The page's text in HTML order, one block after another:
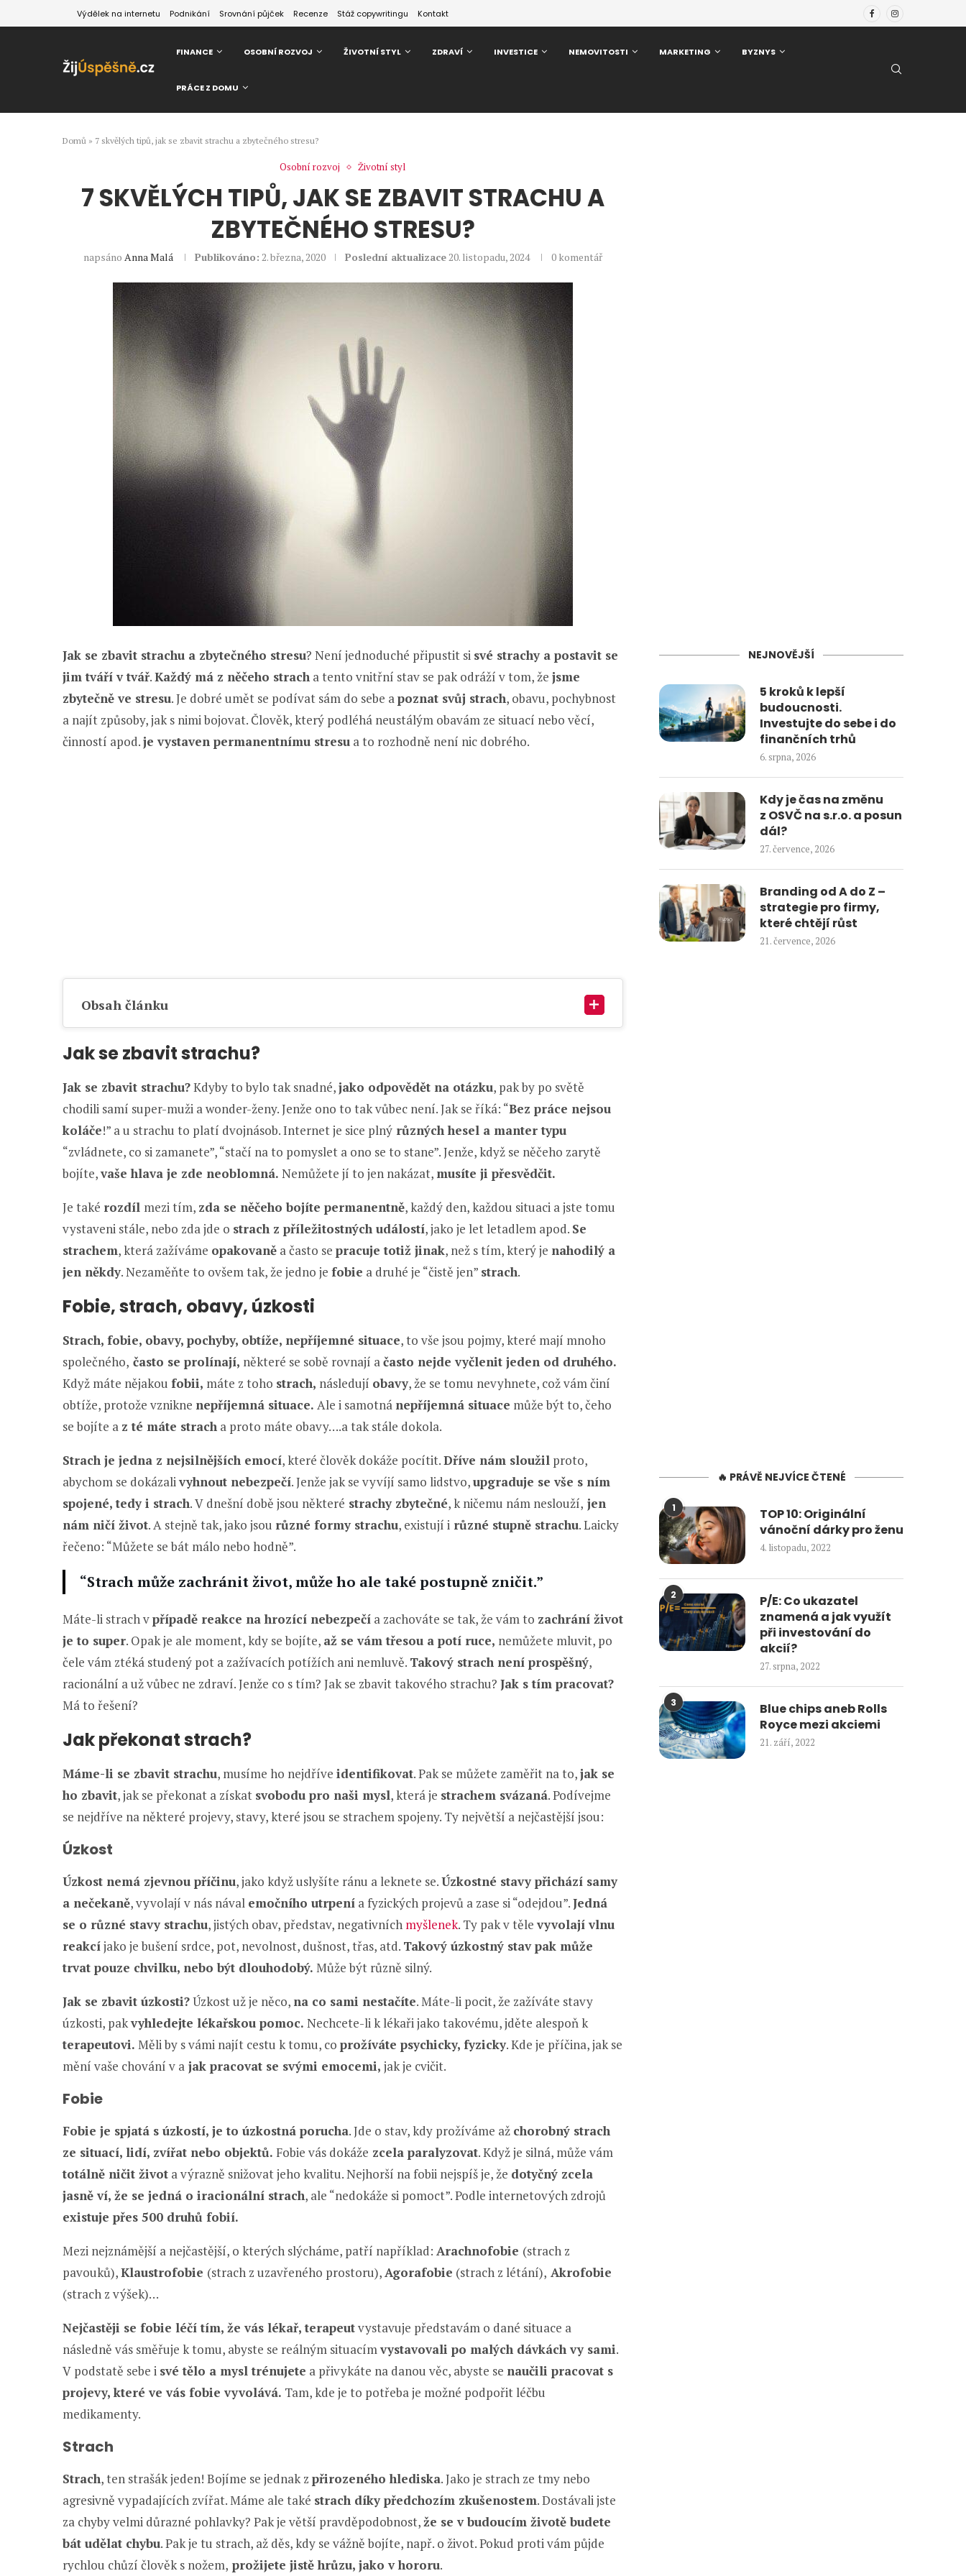
Výdělek na internetu Podnikání Srovnání půjček Recenze Stáž copywritingu Kontakt
FINANCE OSOBNÍ ROZVOJ ŽIVOTNÍ STYL ZDRAVÍ INVESTICE NEMOVITOSTI MARKETING BYZNYS
PRÁCE Z DOMU
Domů » 7 skvělých tipů, jak se zbavit strachu a zbytečného stresu?
Osobní rozvoj Životní styl
7 SKVĚLÝCH TIPŮ, JAK SE ZBAVIT STRACHU A
ZBYTEČNÉHO STRESU?
napsáno Anna Malá Publikováno: 2. března, 2020 Poslední aktualizace20. listopadu, 2024 0 komentář
Jak se zbavit strachu a zbytečného stresu? Není jednoduché připustit si své strachy a postavit se
jim tváří v tvář.Každý má z něčeho strach a tento vnitřní stav se pak odráží v tom, že jsme
zbytečně ve stresu. Je dobré umět se podívat sám do sebe apoznat svůj strach, obavu, pochybnost
a najít způsoby, jak s nimi bojovat. Člověk, který podléhá neustálým obavám ze situací nebo věcí,
činností apod.je vystaven permanentnímu stresu a to rozhodně není nic dobrého.
Obsah článku
Jak se zbavit strachu?
Jak se zbavit strachu?Kdyby to bylo tak snadné,jako odpovědět na otázku, pak by po světě
chodili samí super-muži a wonder-ženy. Jenže ono to tak vůbec není. Jak se říká: “Bez práce nejsou
koláče!” a u strachu to platí dvojnásob. Internet je sice plný různých hesel a manter typu
“zvládnete, co si zamanete”, “stačí na to pomyslet a ono se to stane”. Jenže, když se něčeho zarytě
bojíte,vaše hlava je zde neoblomná. Nemůžete jí to jen nakázat, musíte ji přesvědčit.
Je také rozdíl mezi tím, zda se něčeho bojíte permanentně, každý den, každou situaci a jste tomu
vystaveni stále, nebo zda jde o strach z příležitostných událostí, jako je let letadlem apod. Se
strachem, která zažíváme opakovaně a často se pracuje totiž jinak, než s tím, který je nahodilý a
jen někdy. Nezaměňte to ovšem tak, že jedno je fobie a druhé je “čistě jen” strach.
Fobie, strach, obavy, úzkosti
Strach, fobie, obavy, pochyby, obtíže, nepříjemné situace, to vše jsou pojmy, které mají mnoho
společného, často se prolínají, některé se sobě rovnají ačasto nejde vyčlenit jeden od druhého.
Když máte nějakou fobii, máte z toho strach, následují obavy, že se tomu nevyhnete, což vám činí
obtíže, protože vznikne nepříjemná situace. Ale i samotná nepříjemná situace může být to, čeho
se bojíte a z té máte strach a proto máte obavy….a tak stále dokola.
Strach je jedna z nejsilnějších emocí, které člověk dokáže pocítit.Dříve nám sloužil proto,
abychom se dokázalivyhnout nebezpečí. Jenže jak se vyvíjí samo lidstvo,upgraduje se vše s ním
spojené, tedy i strach. V dnešní době jsou některé strachy zbytečné, k ničemu nám neslouží, jen
nám ničí život. A stejně tak, jako jsou různé formy strachu, existují i různé stupně strachu. Laicky
řečeno: “Můžete se bát málo nebo hodně”.
“Strach může zachránit život, může ho ale také postupně zničit.”
Máte-li strach vpřípadě reakce na hrozící nebezpečí a zachováte se tak, že vám to zachrání život
je to super. Opak je ale moment, kdy se bojíte, až se vám třesou a potí ruce, nemůžete mluvit, po
čele vám ztéká studený pot a zažívacích potížích ani nemluvě. Takový strach není prospěšný,
racionální a už vůbec ne zdraví. Jenže co s tím? Jak se zbavit takového strachu? Jak s tím pracovat?
Má to řešení?
Jak překonat strach?
Máme-li se zbavit strachu, musíme ho nejdříve identifikovat. Pak se můžete zaměřit na to,jak se
ho zbavit, jak se překonat a získat svobodu pro naši mysl, která je strachem svázaná. Podívejme
se nejdříve na některé projevy, stavy, které jsou se strachem spojeny. Ty největší a nejčastější jsou:
Úzkost
Úzkost nemá zjevnou příčinu, jako když uslyšíte ránu a leknete se.Úzkostné stavy přichází samy
a nečekaně, vyvolají v nás nával emočního utrpení a fyzických projevů a zase si “odejdou”.Jedná
se o různé stavy strachu, jistých obav, představ, negativních myšlenek. Ty pak v těle vyvolají vlnu
reakcíjako je bušení srdce, pot, nevolnost, dušnost, třas, atd. Takový úzkostný stav pak může
trvat pouze chvilku, nebo být dlouhodobý. Může být různě silný.
Jak se zbavit úzkosti?Úzkost už je něco, na co sami nestačíte. Máte-li pocit, že zažíváte stavy
úzkosti, pakvyhledejte lékařskou pomoc. Nechcete-li k lékaři jako takovému, jděte alespoň k
terapeutovi. Měli by s vámi najít cestu k tomu, co prožíváte psychicky, fyzicky. Kde je příčina, jak se
mění vaše chování v a jak pracovat se svými emocemi, jak je cvičit.
Fobie
Fobie je spjatá s úzkostí, je to úzkostná porucha. Jde o stav, kdy prožíváme až chorobný strach
ze situací, lidí, zvířat nebo objektů. Fobie vás dokáže zcela paralyzovat. Když je silná, může vám
totálně ničit život a výrazně snižovat jeho kvalitu. Nejhorší na fobii nejspíš je, že dotyčný zcela
jasně ví, že se jedná o iracionální strach, ale “nedokáže si pomoct”. Podle internetových zdrojů
existuje přes 500 druhů fobií.
Mezi nejznámější a nejčastější, o kterých slýcháme, patří například: Arachnofobie (strach z
pavouků),Klaustrofobie (strach z uzavřeného prostoru),Agorafobie (strach z létání), Akrofobie
(strach z výšek)…
Nejčastěji se fobie léčí tím, že vás lékař, terapeutvystavuje představám o dané situace a
následně vás směřuje k tomu, abyste se reálným situacímvystavovali po malých dávkách vy sami.
V podstatě sebe i své tělo a mysl trénujete a přivykáte na danou věc, abyste se naučili pracovat s
projevy, které ve vás fobie vyvolává. Tam, kde je to potřeba je možné podpořit léčbu
medikamenty.
Strach
Strach, ten strašák jeden! Bojíme se jednak z přirozeného hlediska. Jako je strach ze tmy nebo
agresivně vypadajících zvířat. Máme ale také strach díky předchozím zkušenostem. Dostávali jste
za chyby velmi důrazné pohlavky? Pak je větší pravděpodobnost,že se v budoucím životě budete
bát udělat chybu. Pak je tu strach, až děs, kdy se vážně bojíte, např. o život. Pokud proti vám půjde
rychlou chůzí člověk s nožem, prožijete jistě hrůzu, jako v hororu.
NEJNOVĚJŠÍ
5 kroků k lepší
budoucnosti.
Investujte do sebe i do
finančních trhů
6. srpna, 2026
Kdy je čas na změnu
z OSVČ na s.r.o. a posun
dál?
27. července, 2026
Branding od A do Z –
strategie pro firmy,
které chtějí růst
21. července, 2026
🔥 PRÁVĚ NEJVÍCE ČTENÉ
1
TOP 10: Originální
vánoční dárky pro ženu
4. listopadu, 2022
2
P/E: Co ukazatel
znamená a jak využít
při investování do
akcií?
27. srpna, 2022
3
Blue chips aneb Rolls
Royce mezi akciemi
21. září, 2022